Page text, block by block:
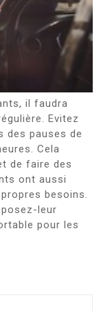
il faudra
Evitez
des pauses de
Cela
de faire des
ont aussi
besoins.
leur
pour les